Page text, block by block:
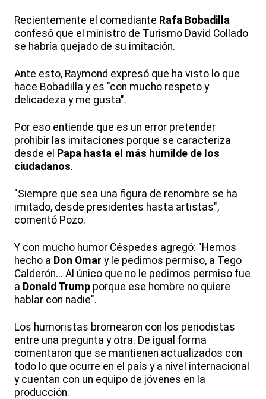
Recientemente el comediante Rafa Bobadilla
confesó que el ministro de Turismo David Collado
se habría quejado de su imitación.
Ante esto, Raymond expresó que ha visto lo que
hace Bobadilla y es "con mucho respeto y
delicadeza y me gusta".
Por eso entiende que es un error pretender
prohibir las imitaciones porque se caracteriza
desde el Papa hasta el más humilde de los
ciudadanos.
"Siempre que sea una figura de renombre se ha
imitado, desde presidentes hasta artistas",
comentó Pozo.
Y con mucho humor Céspedes agregó: "Hemos
hecho a Don Omar y le pedimos permiso, a Tego
Calderón... Al único que no le pedimos permiso fue
a Donald Trump porque ese hombre no quiere
hablar con nadie".
Los humoristas bromearon con los periodistas
entre una pregunta y otra. De igual forma
comentaron que se mantienen actualizados con
todo lo que ocurre en el país y a nivel internacional
y cuentan con un equipo de jóvenes en la
producción.